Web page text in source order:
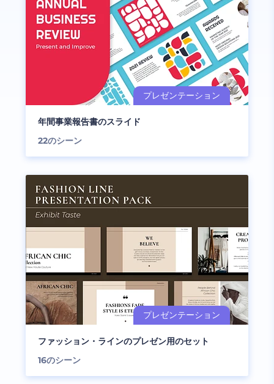
年間事業報告書のスライド
22のシーン
ファッション・ラインのプレゼン用のセット
16のシーン